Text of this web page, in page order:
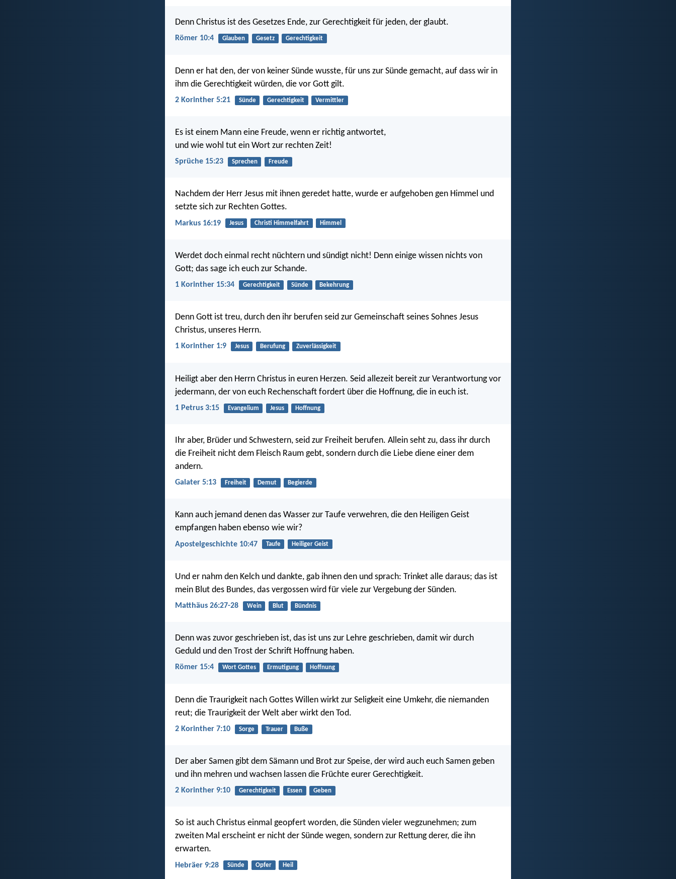
Denn Christus ist des Gesetzes Ende, zur Gerechtigkeit für jeden, der glaubt.
Römer 10:4 Glauben Gesetz Gerechtigkeit
Denn er hat den, der von keiner Sünde wusste, für uns zur Sünde gemacht, auf dass wir in
ihm die Gerechtigkeit würden, die vor Gott gilt.
2 Korinther 5:21 Sünde Gerechtigkeit Vermittler
Es ist einem Mann eine Freude, wenn er richtig antwortet,
und wie wohl tut ein Wort zur rechten Zeit!
Sprüche 15:23 Sprechen Freude
Nachdem der Herr Jesus mit ihnen geredet hatte, wurde er aufgehoben gen Himmel und
setzte sich zur Rechten Gottes.
Markus 16:19 Jesus Christi Himmelfahrt Himmel
Werdet doch einmal recht nüchtern und sündigt nicht! Denn einige wissen nichts von
Gott; das sage ich euch zur Schande.
1 Korinther 15:34 Gerechtigkeit Sünde Bekehrung
Denn Gott ist treu, durch den ihr berufen seid zur Gemeinschaft seines Sohnes Jesus
Christus, unseres Herrn.
1 Korinther 1:9 Jesus Berufung Zuverlässigkeit
Heiligt aber den Herrn Christus in euren Herzen. Seid allezeit bereit zur Verantwortung vor
jedermann, der von euch Rechenschaft fordert über die Hoffnung, die in euch ist.
1 Petrus 3:15 Evangelium Jesus Hoffnung
Ihr aber, Brüder und Schwestern, seid zur Freiheit berufen. Allein seht zu, dass ihr durch
die Freiheit nicht dem Fleisch Raum gebt, sondern durch die Liebe diene einer dem
andern.
Galater 5:13 Freiheit Demut Begierde
Kann auch jemand denen das Wasser zur Taufe verwehren, die den Heiligen Geist
empfangen haben ebenso wie wir?
Apostelgeschichte 10:47 Taufe Heiliger Geist
Und er nahm den Kelch und dankte, gab ihnen den und sprach: Trinket alle daraus; das ist
mein Blut des Bundes, das vergossen wird für viele zur Vergebung der Sünden.
Matthäus 26:27-28 Wein Blut Bündnis
Denn was zuvor geschrieben ist, das ist uns zur Lehre geschrieben, damit wir durch
Geduld und den Trost der Schrift Hoffnung haben.
Römer 15:4 Wort Gottes Ermutigung Hoffnung
Denn die Traurigkeit nach Gottes Willen wirkt zur Seligkeit eine Umkehr, die niemanden
reut; die Traurigkeit der Welt aber wirkt den Tod.
2 Korinther 7:10 Sorge Trauer Buße
Der aber Samen gibt dem Sämann und Brot zur Speise, der wird auch euch Samen geben
und ihn mehren und wachsen lassen die Früchte eurer Gerechtigkeit.
2 Korinther 9:10 Gerechtigkeit Essen Geben
So ist auch Christus einmal geopfert worden, die Sünden vieler wegzunehmen; zum
zweiten Mal erscheint er nicht der Sünde wegen, sondern zur Rettung derer, die ihn
erwarten.
Hebräer 9:28 Sünde Opfer Heil